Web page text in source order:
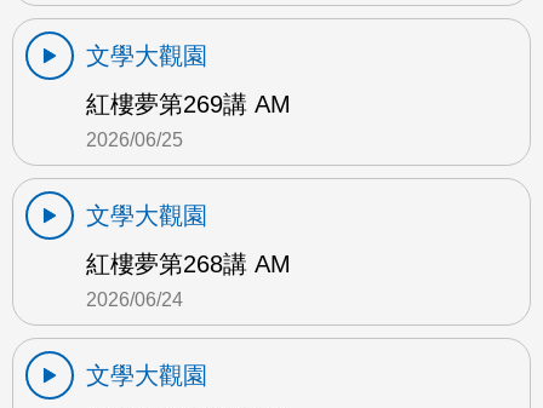
文學大觀園
紅樓夢第269講 AM
2026/06/25
文學大觀園
紅樓夢第268講 AM
2026/06/24
文學大觀園